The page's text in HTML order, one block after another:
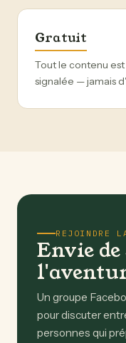
Gratuit
Tout le contenu
signalée — jamais
REJOINDRE
Envie
Un groupe
pour discuter
personnes qui